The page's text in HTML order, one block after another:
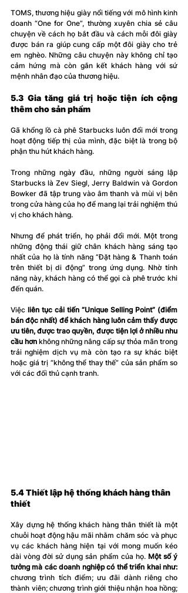
TOMS, thương hiệu giày nổi tiếng với mô hình kinh
doanh “One for One”, thường xuyên chia sẻ câu
chuyện về cách họ bắt đầu và cách mỗi đôi giày
được bán ra giúp cung cấp một đôi giày cho trẻ
em nghèo. Những câu chuyện này không chỉ tạo
cảm hứng mà còn gắn kết khách hàng với sứ
mệnh nhân đạo của thương hiệu.
5.3 Gia tăng giá trị hoặc tiện ích cộng
thêm cho sản phẩm
Gã khổng lồ cà phê Starbucks luôn đổi mới trong
hoạt động tiếp thị của mình, đặc biệt là trong bộ
phận thu hút khách hàng.
Trong những ngày đầu, những người sáng lập
Starbucks là Zev Siegl, Jerry Baldwin và Gordon
Bowker đã tập trung vào âm thanh và mùi vị bên
trong cửa hàng của họ để mang lại trải nghiệm thú
vị cho khách hàng.
Nhưng để phát triển, họ phải đổi mới. Một trong
những động thái giữ chân khách hàng sáng tạo
nhất của họ là tính năng “Đặt hàng & Thanh toán
trên thiết bị di động” trong ứng dụng. Nhờ tính
năng này, khách hàng có thể gọi cà phê trước khi
đến quán.
Việc liên tục cải tiến “Unique Selling Point” (điểm
bán độc nhất) để khách hàng luôn cảm thấy được
ưu tiên, được trao quyền, được tiện lợi ở nhiều nhu
cầu hơn không những nâng cấp sự thỏa mãn trong
trải nghiệm dịch vụ mà còn tạo ra sự khác biệt
hoặc giá trị “không thể thay thế” của sản phẩm so
với các đối thủ cạnh tranh.
5.4 Thiết lập hệ thống khách hàng thân
thiết
Xây dựng hệ thống khách hàng thân thiết là một
chuỗi hoạt động hậu mãi nhằm chăm sóc và phục
vụ các khách hàng hiện tại với mong muốn kéo
dài vòng đời sử dụng sản phẩm của họ. Một số ý
tưởng mà các doanh nghiệp có thể triển khai như:
chương trình tích điểm; ưu đãi dành riêng cho
thành viên; chương trình giới thiệu nhận hoa hồng;